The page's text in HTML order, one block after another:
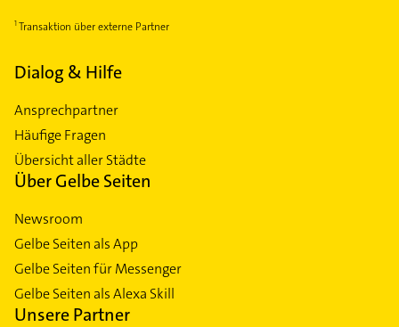
Transaktion über externe Partner
Dialog & Hilfe
Ansprechpartner
Häufige Fragen
Übersicht aller Städte
Über Gelbe Seiten
Newsroom
Gelbe Seiten als App
Gelbe Seiten für Messenger
Gelbe Seiten als Alexa Skill
Unsere Partner